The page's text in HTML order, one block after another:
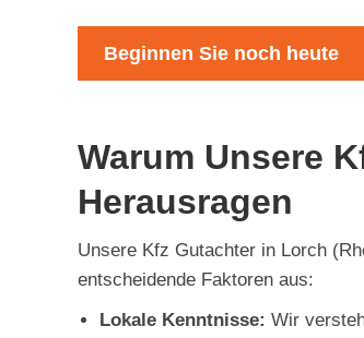
Beginnen Sie noch heute
Warum Unsere
Herausragen
Unsere Kfz Gutachter in Lorch
entscheidende Faktoren aus:
Lokale Kenntnisse: Wir